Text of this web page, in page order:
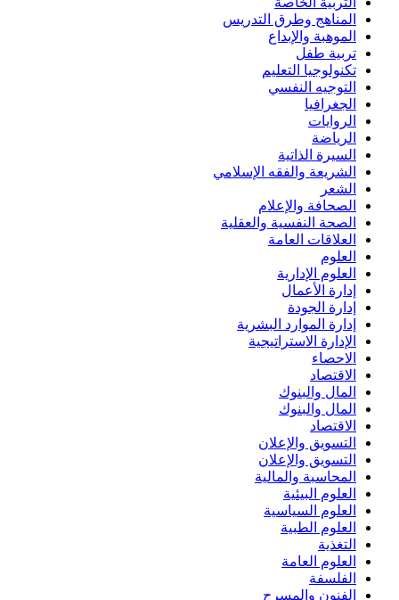
المناهج وطرق التدريس
الموهبة والإبداع
تربية طفل
تكنولوجيا التعليم
التوجيه النفسي
الجغرافيا
الروايات
الرياضة
السيرة الذاتية
الشريعة والفقه الإسلامي
الشعر
الصحافة والإعلام
الصحة النفسية والعقلية
العلاقات العامة
العلوم
العلوم الإدارية
إدارة الأعمال
إدارة الجودة
إدارة الموارد البشرية
الإدارة الاستراتيجية
الاحصاء
الاقتصاد
المال والبنوك
المال والبنوك
الاقتصاد
التسويق والإعلان
التسويق والإعلان
المحاسبة والمالية
العلوم البيئية
العلوم السياسية
العلوم الطبية
التغذية
العلوم العامة
الفلسفة
الفنون والمسرح